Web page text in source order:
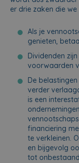
er drie zaken die
Als je
genieten,
Dividenden
voorwaarden
De
verder
is een
financiering
te verkleinen.
en bijgevolg
tot